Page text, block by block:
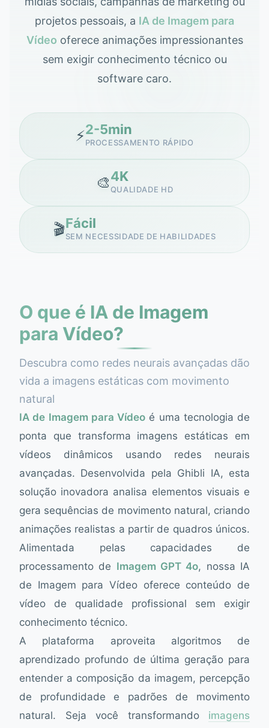
projetos pessoais, a IA de Imagem para
Vídeo oferece animações impressionantes
sem exigir conhecimento técnico ou
software caro.
⚡2-5min
PROCESSAMENTO RÁPIDO
🎨4K
QUALIDADE HD
🎬Fácil
SEM NECESSIDADE DE HABILIDADES
O que é IA de Imagem
para Vídeo?
Descubra como redes neurais avançadas dão
vida a imagens estáticas com movimento
natural
IA de Imagem para Vídeo é uma tecnologia de
ponta que transforma imagens estáticas em
vídeos dinâmicos usando redes neurais
avançadas. Desenvolvida pela Ghibli IA, esta
solução inovadora analisa elementos visuais e
gera sequências de movimento natural, criando
animações realistas a partir de quadros únicos.
Alimentada pelas capacidades de
processamento de Imagem GPT 4o, nossa IA
de Imagem para Vídeo oferece conteúdo de
vídeo de qualidade profissional sem exigir
conhecimento técnico.
A plataforma aproveita algoritmos de
aprendizado profundo de última geração para
entender a composição da imagem, percepção
de profundidade e padrões de movimento
natural. Seja você transformando imagens